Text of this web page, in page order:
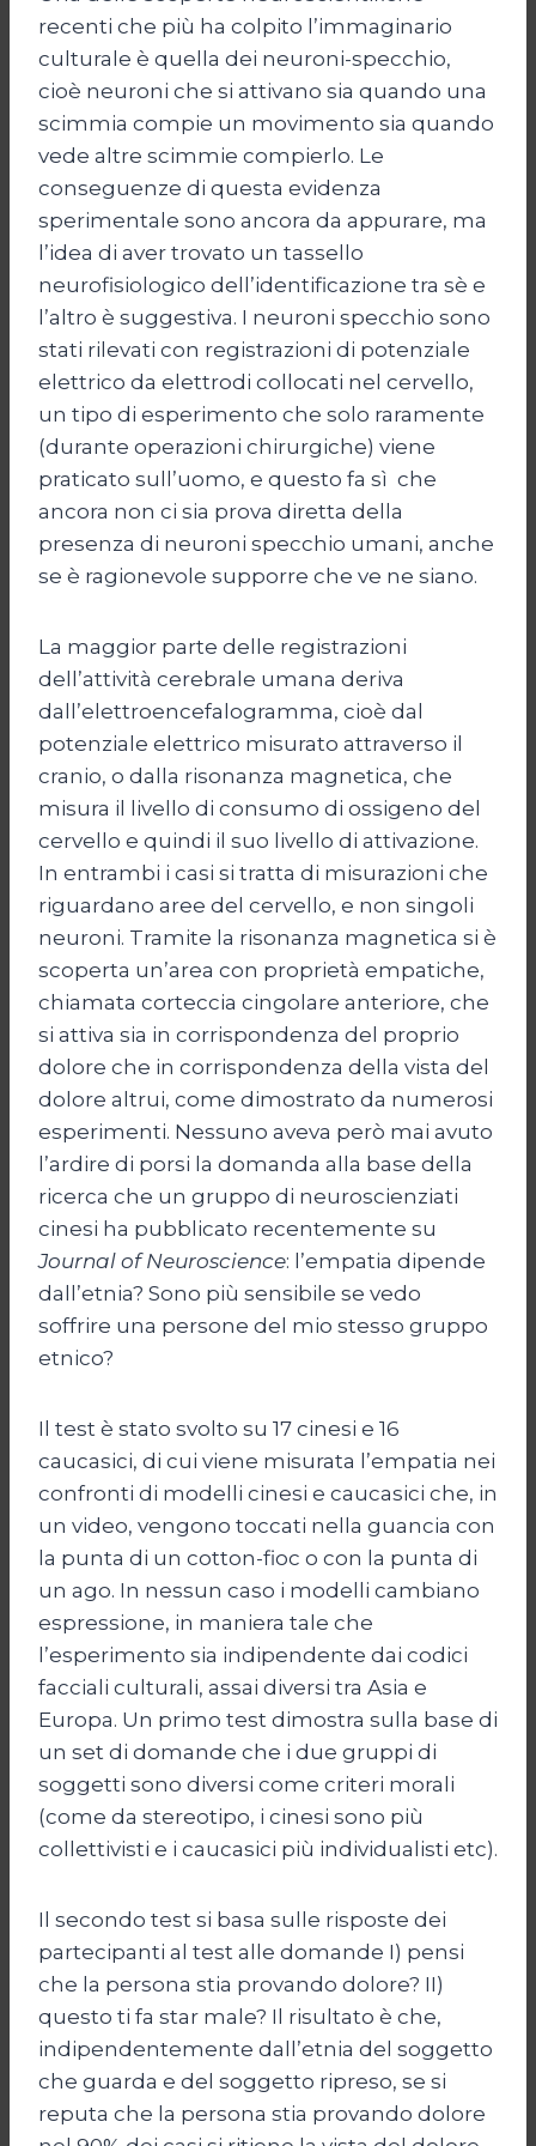
recenti che più ha colpito l’immaginario
culturale è quella dei neuroni-specchio,
cioè neuroni che si attivano sia quando una
scimmia compie un movimento sia quando
vede altre scimmie compierlo. Le
conseguenze di questa evidenza
sperimentale sono ancora da appurare, ma
l’idea di aver trovato un tassello
neurofisiologico dell’identificazione tra sè e
l’altro è suggestiva. I neuroni specchio sono
stati rilevati con registrazioni di potenziale
elettrico da elettrodi collocati nel cervello,
un tipo di esperimento che solo raramente
(durante operazioni chirurgiche) viene
praticato sull’uomo, e questo fa sì che
ancora non ci sia prova diretta della
presenza di neuroni specchio umani, anche
se è ragionevole supporre che ve ne siano.
La maggior parte delle registrazioni
dell’attività cerebrale umana deriva
dall’elettroencefalogramma, cioè dal
potenziale elettrico misurato attraverso il
cranio, o dalla risonanza magnetica, che
misura il livello di consumo di ossigeno del
cervello e quindi il suo livello di attivazione.
In entrambi i casi si tratta di misurazioni che
riguardano aree del cervello, e non singoli
neuroni. Tramite la risonanza magnetica si è
scoperta un’area con proprietà empatiche,
chiamata corteccia cingolare anteriore, che
si attiva sia in corrispondenza del proprio
dolore che in corrispondenza della vista del
dolore altrui, come dimostrato da numerosi
esperimenti. Nessuno aveva però mai avuto
l’ardire di porsi la domanda alla base della
ricerca che un gruppo di neuroscienziati
cinesi ha pubblicato recentemente su
Journal of Neuroscience: l’empatia dipende
dall’etnia? Sono più sensibile se vedo
soffrire una persone del mio stesso gruppo
etnico?
Il test è stato svolto su 17 cinesi e 16
caucasici, di cui viene misurata l’empatia nei
confronti di modelli cinesi e caucasici che, in
un video, vengono toccati nella guancia con
la punta di un cotton-fioc o con la punta di
un ago. In nessun caso i modelli cambiano
espressione, in maniera tale che
l’esperimento sia indipendente dai codici
facciali culturali, assai diversi tra Asia e
Europa. Un primo test dimostra sulla base di
un set di domande che i due gruppi di
soggetti sono diversi come criteri morali
(come da stereotipo, i cinesi sono più
collettivisti e i caucasici più individualisti etc).
Il secondo test si basa sulle risposte dei
partecipanti al test alle domande I) pensi
che la persona stia provando dolore? II)
questo ti fa star male? Il risultato è che,
indipendentemente dall’etnia del soggetto
che guarda e del soggetto ripreso, se si
reputa che la persona stia provando dolore